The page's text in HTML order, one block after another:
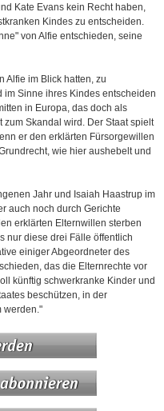
Kate Evans kein Recht haben,
Kindes zu entscheiden.
von Alfie entschieden, seine
Alfie im Blick hatten, zu
Sinne ihres Kindes entscheiden
in Europa, das doch als
Skandal wird. Der Staat spielt
er den erklärten Fürsorgewillen
wie hier aushebelt und
Jahr und Isaiah Haastrup im
auch noch durch Gerichte
erklärten Elternwillen sterben
nur diese drei Fälle öffentlich
einiger Abgeordneter des
das die Elternrechte vor
künftig schwerkranke Kinder und
beschützen, in der
werden."